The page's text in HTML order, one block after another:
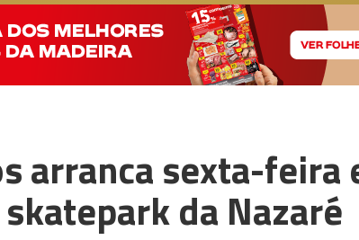
arranca sexta-feira
da Nazaré